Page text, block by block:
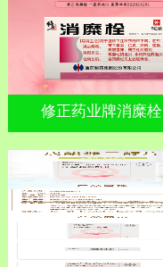
修正药业牌消糜栓